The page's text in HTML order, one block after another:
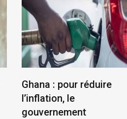
Ghana : pour réduire
l’inflation, le
gouvernement